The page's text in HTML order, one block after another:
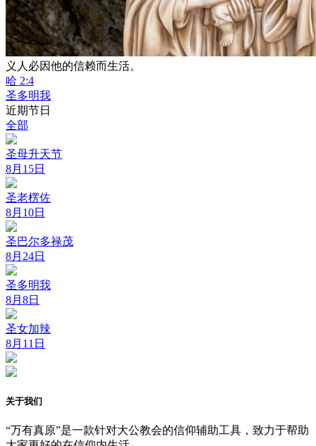
义人必因他的信赖而生活。
哈 2:4
圣多明我
近期节日
全部
圣母升天节
8月15日
圣老楞佐
8月10日
圣巴尔多禄茂
8月24日
圣多明我
8月8日
圣女加辣
8月11日
关于我们
“万有真原”是一款针对大公教会的信仰辅助工具，致力于帮助